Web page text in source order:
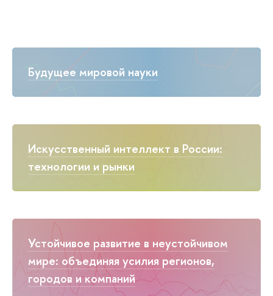
Будущее мировой науки
Искусственный интеллект в России:
технологии и рынки
Устойчивое развитие в неустойчивом
мире: объединяя усилия регионов,
городов и компаний